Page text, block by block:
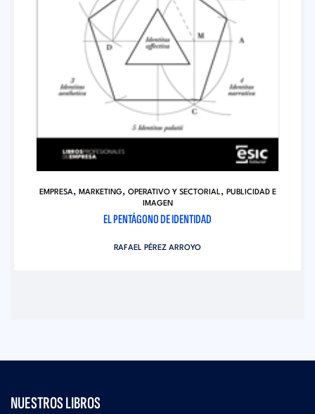
EMPRESA, MARKETING, OPERATIVO Y SECTORIAL, PUBLICIDAD E
IMAGEN
EL PENTÁGONO DE IDENTIDAD
RAFAEL PÉREZ ARROYO
NUESTROS LIBROS